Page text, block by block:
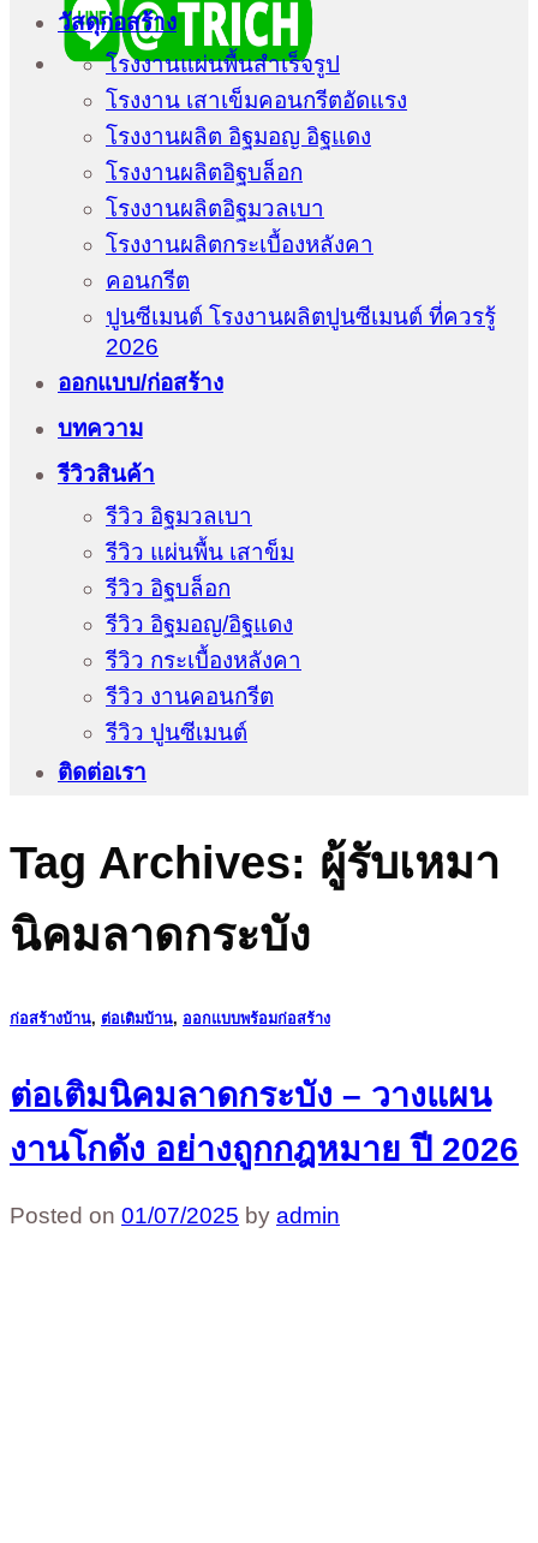
วัสดุก่อสร้าง
โรงงานแผ่นพื้นสำเร็จรูป
โรงงาน เสาเข็มคอนกรีตอัดแรง
โรงงานผลิต อิฐมอญ อิฐแดง
โรงงานผลิตอิฐบล็อก
โรงงานผลิตอิฐมวลเบา
โรงงานผลิตกระเบื้องหลังคา
คอนกรีต
ปูนซีเมนต์ โรงงานผลิตปูนซีเมนต์ ที่ควรรู้
2026
ออกแบบ/ก่อสร้าง
บทความ
รีวิวสินค้า
รีวิว อิฐมวลเบา
รีวิว แผ่นพื้น เสาข็ม
รีวิว อิฐบล็อก
รีวิว อิฐมอญ/อิฐแดง
รีวิว กระเบื้องหลังคา
รีวิว งานคอนกรีต
รีวิว ปูนซีเมนต์
ติดต่อเรา
Tag Archives: ผู้รับเหมา
นิคมลาดกระบัง
ก่อสร้างบ้าน, ต่อเติมบ้าน, ออกแบบพร้อมก่อสร้าง
ต่อเติมนิคมลาดกระบัง – วางแผน
งานโกดัง อย่างถูกกฎหมาย ปี 2026
Posted on 01/07/2025 by admin